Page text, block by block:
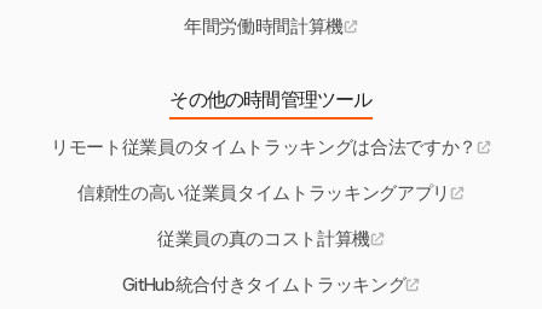
年間労働時間計算機
その他の時間管理ツール
リモート従業員のタイムトラッキングは合法ですか？
信頼性の高い従業員タイムトラッキングアプリ
従業員の真のコスト計算機
GitHub統合付きタイムトラッキング